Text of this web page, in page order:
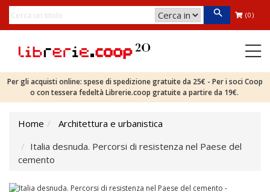
(0)
Per gli acquisti online: spese di spedizione gratuite da 25€ - Per i soci Coop
o con tessera fedeltà Librerie.coop gratuite a partire da 19€.
Home
Architettura e urbanistica
Italia desnuda. Percorsi di resistenza nel Paese del
cemento